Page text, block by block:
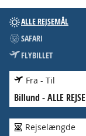
ALLE REJSEMÅL
SAFARI
FLYBILLET
Fra - Til
Billund -ALLE
Rejselængde